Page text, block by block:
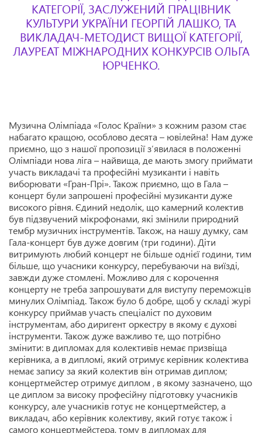
КАТЕГОРІЇ, ЗАСЛУЖЕНИЙ ПРАЦІВНИК
КУЛЬТУРИ УКРАЇНИ ГЕОРГІЙ ЛАШКО, ТА
ВИКЛАДАЧ-МЕТОДИСТ ВИЩОЇ КАТЕГОРІЇ,
ЛАУРЕАТ МІЖНАРОДНИХ КОНКУРСІВ ОЛЬГА
ЮРЧЕНКО.
Музична Олімпіада «Голос Країни» з кожним разом стає
набагато кращою, особлово десята – ювілейна! Нам дуже
приємно, що з нашої пропозиції з’явилася в положенні
Олімпіади нова ліга – найвища, де мають змогу приймати
участь викладачі та професійні музиканти і навіть
виборювати «Гран-Прі». Також приємно, що в Гала –
концерт були запрошені професійні музиканти дуже
високого рівня. Єдиний недолік, що камерний колектив
був підзвучений мікрофонами, які змінили природний
тембр музичних інструментів. Також, на нашу думку, сам
Гала-концерт був дуже довгим (три години). Діти
витримують любий концерт не більше однієї години, тим
більше, що учасники конкурсу, перебуваючи на виїзді,
завжди дуже стомлені. Можливо для с корочення
концерту не треба запрошувати для виступу переможців
минулих Олімпіад. Також було б добре, щоб у складі журі
конкурсу приймав участь спеціаліст по духовим
інструментам, або диригент оркестру в якому є духові
інструменти.Також дуже важливо те, що потрібно
змінити: в дипломах для колективів немає призвіща
керівника, а в дипломі, який отримує керівник колектива
немає запису за який колектив він отримав диплом;
концертмейстер отримує диплом , в якому зазначено, що
це диплом за високу професійну підготовку учасників
конкурсу, але учасників готує не концертмейстер, а
викладач, або керівник колективу, який готує також і
самого концертмейстера, тому в дипломах для